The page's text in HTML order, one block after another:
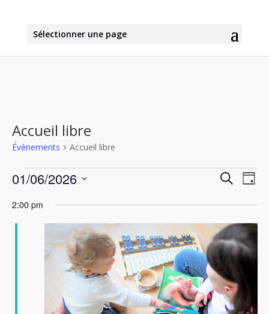
Sélectionner une page
Accueil libre
Évènements Accueil libre
Évènements
for
1
juin de
vues
Recherche
de
Jour
01/06/2026
une
date.
2:00 pm